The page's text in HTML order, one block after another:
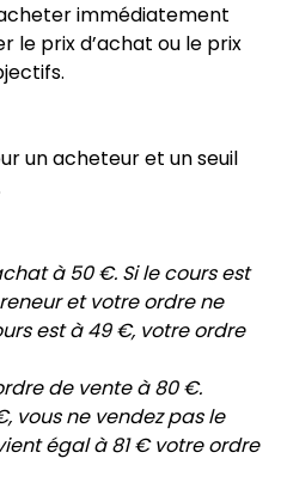
immédiatement
le prix d’achat ou le prix
un acheteur et un seuil
à 50 €. Si le cours est
et votre ordre ne
est à 49 €, votre ordre
de vente à 80 €.
vous ne vendez pas le
égal à 81 € votre ordre